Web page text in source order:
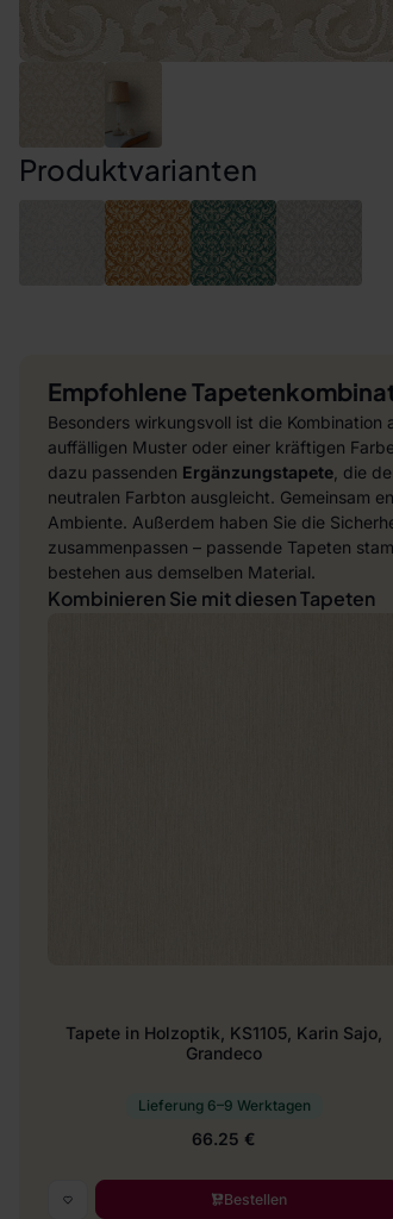
Produktvarianten
Empfohlene
Besonders wirkungsvoll ist die Kombination
auffälligen Muster oder einer kräftigen
dazu passenden Ergänzungstapete , die
neutralen Farbton ausgleicht. Gemeinsam
Ambiente. Außerdem haben Sie die
zusammenpassen – passende Tapeten
bestehen aus demselben Material.
Kombinieren Sie mit diesen Tapeten
Tapete in Holzoptik, KS1105, Karin Sajo,
Grandeco
Lieferung 6–9 Werktagen
66.25 €
Bestellen